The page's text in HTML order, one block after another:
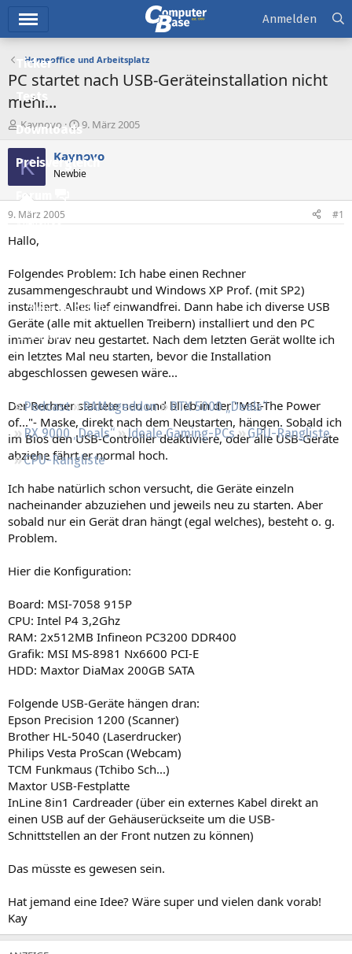
Ticker
Tests
Downloads
Preisvergleich
Forum
Aktuelles
Neue Beiträge
Neueste Aktivitäten
Leserartikel
Regeln
Podcast RAMageddon
RTX 5000 „Deals“
RX 9000 „Deals“
Ideale Gaming-PCs
GPU-Rangliste
CPU-Rangliste
Anmelden
Homeoffice und Arbeitsplatz
PC startet nach USB-Geräteinstallation nicht
mehr...
E
r
s
t
l
e
r
Kaynovo
E
r
s
e
t
9. März 2005
K Kaynovo
Newbie
9. März 2005 #1
Hallo,
Folgendes Problem: Ich habe einen Rechner
zusammengeschraubt und Windows XP Prof. (mit SP2)
installiert. Alles lief einwandfrei. Dann habe ich diverse USB
Geräte (alle mit aktuellen Treibern) installiert und den PC
immer brav neu gestartet. Nach dem letzten Gerät wollte ich
ein letztes Mal neu starten, bevor die Installation
abgeschlossen gewesen wäre...
Der Rechner startete neu und blieb in der "MSI-The Power
of..."- Maske, direkt nach dem Neustarten, hängen. Sobald ich
im Bios den USB-Controller deaktiviere, oder alle USB-Geräte
abziehe fährt er normal hoch.
Ich habe natürlich schon versucht, die Geräte einzeln
nacheinander abzuziehen und jeweils neu zu starten. Aber
sobald nur ein Gerät dran hängt (egal welches), besteht o. g.
Problem.
Hier die Konfiguration:
Board: MSI-7058 915P
CPU: Intel P4 3,2Ghz
RAM: 2x512MB Infineon PC3200 DDR400
Grafik: MSI MS-8981 Nx6600 PCI-E
HDD: Maxtor DiaMax 200GB SATA
Folgende USB-Geräte hängen dran:
Epson Precision 1200 (Scanner)
Brother HL-5040 (Laserdrucker)
Philips Vesta ProScan (Webcam)
TCM Funkmaus (Tchibo Sch...)
Maxtor USB-Festplatte
InLine 8in1 Cardreader (über ein externes Kabel direkt an
einen USB auf der Gehäuserückseite um die USB-
Schnittstellen an der Front nutzen zu können)
Das müsste es gewesen sein.
Hat jemand eine Idee? Wäre super und vielen dank vorab!
Kay